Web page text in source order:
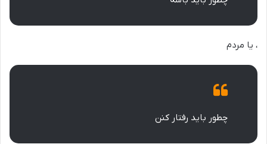
، یا مردم
چطور باید رفتار کنن